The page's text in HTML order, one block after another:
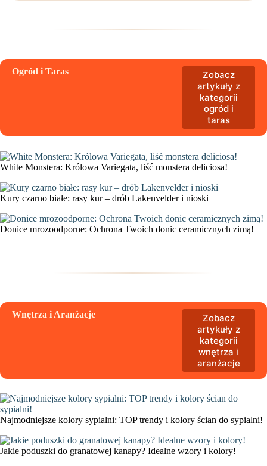
Ogród i Taras
Zobacz
artykuły z
kategorii
ogród i
taras
White Monstera: Królowa Variegata, liść monstera deliciosa!
Kury czarno białe: rasy kur – drób Lakenvelder i nioski
Donice mrozoodporne: Ochrona Twoich donic ceramicznych zimą!
Wnętrza i Aranżacje
Zobacz
artykuły z
kategorii
wnętrza i
aranżacje
Najmodniejsze kolory sypialni: TOP trendy i kolory ścian do sypialni!
Jakie poduszki do granatowej kanapy? Idealne wzory i kolory!